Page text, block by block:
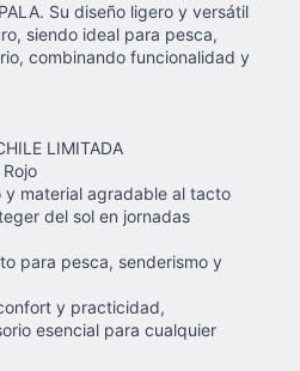
Su diseño ligero y versátil
siendo ideal para pesca,
combinando funcionalidad y
LIMITADA
Rojo
y material agradable al tacto
del sol en jornadas
para pesca, senderismo y
y practicidad,
esencial para cualquier